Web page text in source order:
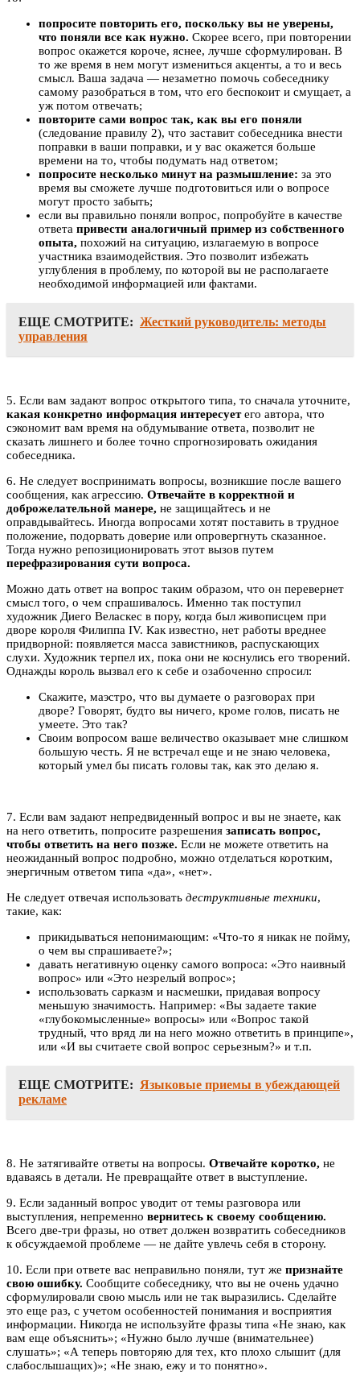
попросите повторить его, поскольку вы не уверены,
что поняли все как нужно. Скорее всего, при повторении
вопрос окажется короче, яснее, лучше сформулирован. В
то же время в нем могут измениться акценты, а то и весь
смысл. Ваша задача — незаметно помочь собеседнику
самому разобраться в том, что его беспокоит и смущает, а
уж потом отвечать;
повторите сами вопрос так, как вы его поняли
(следование правилу 2), что заставит собеседника внести
поправки в ваши поправки, и у вас окажется больше
времени на то, чтобы подумать над ответом;
попросите несколько минут на размышление: за это
время вы сможете лучше подготовиться или о вопросе
могут просто забыть;
если вы правильно поняли вопрос, попробуйте в качестве
ответа привести аналогичный пример из собственного
опыта, похожий на ситуацию, излагаемую в вопросе
участника взаимодействия. Это позволит избежать
углубления в проблему, по которой вы не располагаете
необходимой информацией или фактами.
ЕЩЕ СМОТРИТЕ: Жесткий руководитель: методы
управления
5. Если вам задают вопрос открытого типа, то сначала уточните,
какая конкретно информация интересуетего автора, что
сэкономит вам время на обдумывание ответа, позволит не
сказать лишнего и более точно спрогнозировать ожидания
собеседника.
6. Не следует воспринимать вопросы, возникшие после вашего
сообщения, как агрессию. Отвечайте в корректной и
доброжелательной манере, не защищайтесь и не
оправдывайтесь. Иногда вопросами хотят поставить в трудное
положение, подорвать доверие или опровергнуть сказанное.
Тогда нужно репозиционировать этот вызов путем
перефразирования сути вопроса.
Можно дать ответ на вопрос таким образом, что он перевернет
смысл того, о чем спрашивалось. Именно так поступил
художник Диего Веласкес в пору, когда был живописцем при
дворе короля Филиппа IV. Как известно, нет работы вреднее
придворной: появляется масса завистников, распускающих
слухи. Художник терпел их, пока они не коснулись его творений.
Однажды король вызвал его к себе и озабоченно спросил:
Скажите, маэстро, что вы думаете о разговорах при
дворе? Говорят, будто вы ничего, кроме голов, писать не
умеете. Это так?
Своим вопросом ваше величество оказывает мне слишком
большую честь. Я не встречал еще и не знаю человека,
который умел бы писать головы так, как это делаю я.
7. Если вам задают непредвиденный вопрос и вы не знаете, как
на него ответить, попросите разрешения записать вопрос,
чтобы ответить на него позже. Если не можете ответить на
неожиданный вопрос подробно, можно отделаться коротким,
энергичным ответом типа «да», «нет».
Не следует отвечая использовать деструктивные техники,
такие, как:
прикидываться непонимающим: «Что-то я никак не пойму,
о чем вы спрашиваете?»;
давать негативную оценку самого вопроса: «Это наивный
вопрос» или «Это незрелый вопрос»;
использовать сарказм и насмешки, придавая вопросу
меньшую значимость. Например: «Вы задаете такие
«глубокомысленные» вопросы» или «Вопрос такой
трудный, что вряд ли на него можно ответить в принципе»,
или «И вы считаете свой вопрос серьезным?» и т.п.
ЕЩЕ СМОТРИТЕ: Языковые приемы в убеждающей
рекламе
8. Не затягивайте ответы на вопросы. Отвечайте коротко, не
вдаваясь в детали. Не превращайте ответ в выступление.
9. Если заданный вопрос уводит от темы разговора или
выступления, непременно вернитесь к своему сообщению.
Всего две-три фразы, но ответ должен возвратить собеседников
к обсуждаемой проблеме — не дайте увлечь себя в сторону.
10. Если при ответе вас неправильно поняли, тут же признайте
свою ошибку. Сообщите собеседнику, что вы не очень удачно
сформулировали свою мысль или не так выразились. Сделайте
это еще раз, с учетом особенностей понимания и восприятия
информации. Никогда не используйте фразы типа «Не знаю, как
вам еще объяснить»; «Нужно было лучше (внимательнее)
слушать»; «А теперь повторяю для тех, кто плохо слышит (для
слабослышащих)»; «Не знаю, ежу и то понятно».